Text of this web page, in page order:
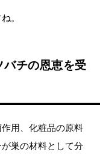
。
チの恩恵を受
用、化粧品の原料
巣の材料として分